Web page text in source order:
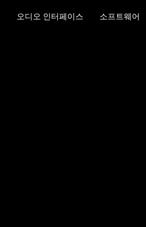
오디오 인터페이스 소프트웨어